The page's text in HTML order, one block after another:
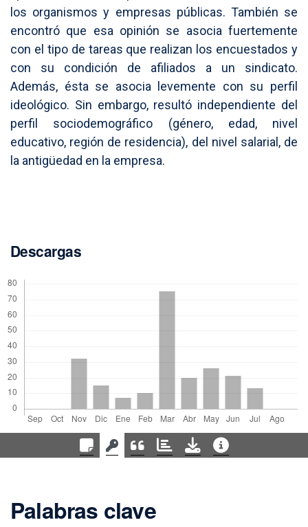
los organismos y empresas públicas. También se
encontró que esa opinión se asocia fuertemente
con el tipo de tareas que realizan los encuestados y
con su condición de afiliados a un sindicato.
Además, ésta se asocia levemente con su perfil
ideológico. Sin embargo, resultó independiente del
perfil sociodemográfico (género, edad, nivel
educativo, región de residencia), del nivel salarial, de
la antigüedad en la empresa.
Descargas
Palabras clave